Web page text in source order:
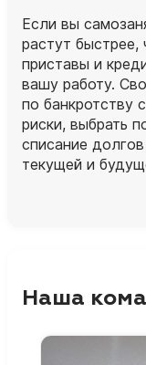
Если вы
растут
приставы и
вашу работу.
по банкротству
риски, выбрать
списание
текущей и
Наша